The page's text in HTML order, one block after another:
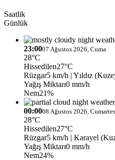
Saatlik
Günlük
23:0007 Ağustos 2026, Cuma
28°C
Hissedilen27°C
Rüzgar5 km/h | Yıldız
Yağış Miktarı0 mm/h
Nem21%
00:0008 Ağustos 2026,
28°C
Hissedilen27°C
Rüzgar5 km/h | Karayel
Yağış Miktarı0 mm/h
Nem24%